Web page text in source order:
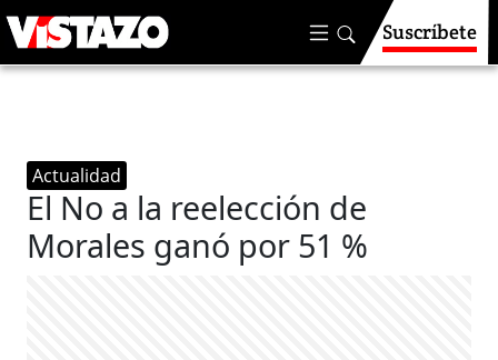
Suscríbete
Actualidad
El No a la reelección de
Morales ganó por 51 %